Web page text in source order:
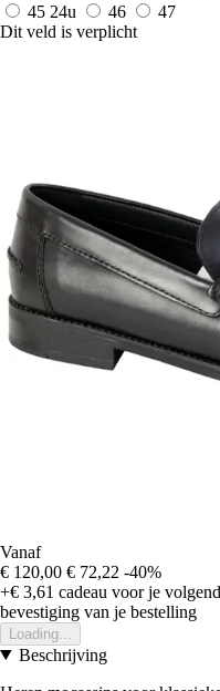
45 24u 46
47
Dit veld is verplicht
Vanaf
€ 120,00 € 72,22 -40%
+€ 3,61 cadeau voor je
bevestiging van je bestelling
Loading...
Beschrijving